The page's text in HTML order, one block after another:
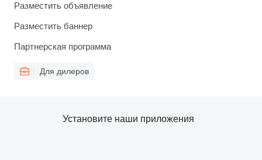
Разместить объявление
Разместить баннер
Партнерская программа
Для дилеров
Установите наши приложения